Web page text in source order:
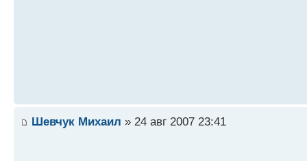
Шевчук Михаил » 24 авг 2007 23:41